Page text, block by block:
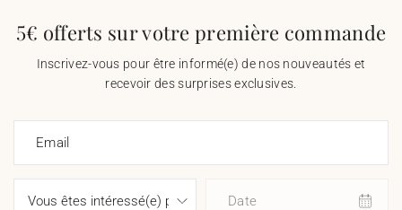
5€ offerts sur votre première commande
Inscrivez-vous pour être informé(e) de nos nouveautés et
recevoir des surprises exclusives.
Email
Date